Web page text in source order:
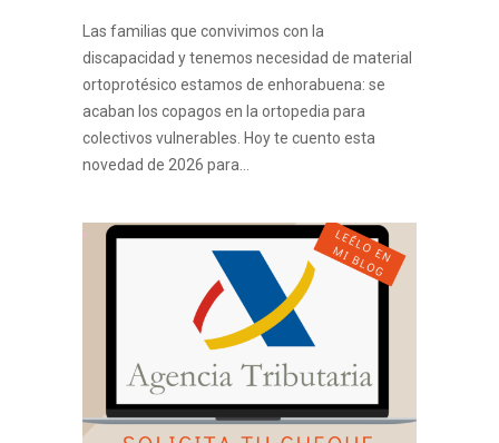
Las familias que convivimos con la
discapacidad y tenemos necesidad de material
ortoprotésico estamos de enhorabuena: se
acaban los copagos en la ortopedia para
colectivos vulnerables. Hoy te cuento esta
novedad de 2026 para…